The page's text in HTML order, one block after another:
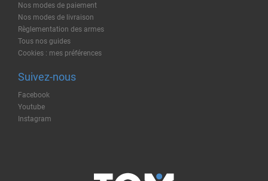
Nos modes de paiement
Nos modes de livraison
Règlementation des armes
Tous nos guides
Cookies : mes préférences
Suivez-nous
Facebook
Youtube
Instagram